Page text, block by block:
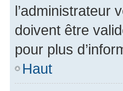
l’administrateur
doivent être
pour plus
Haut